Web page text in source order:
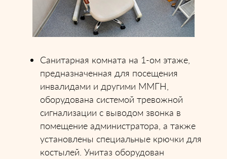
Санитарная комната на 1-ом этаже,
предназначенная для посещения
инвалидами и другими ММГН,
оборудована системой тревожной
сигнализации с выводом звонка в
помещение администратора, а также
установлены специальные крючки для
костылей. Унитаз оборудован